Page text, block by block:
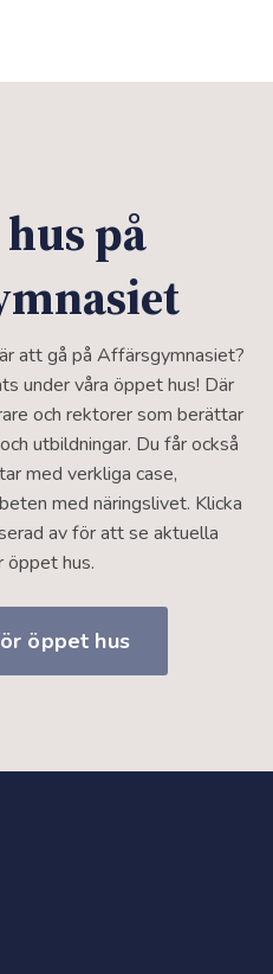
på
att gå på Affärsgymnasiet?
under våra öppet hus! Där
och rektorer som berättar
utbildningar. Du får också
med verkliga case,
med näringslivet. Klicka
av för att se aktuella
öppet hus.
öppet hus